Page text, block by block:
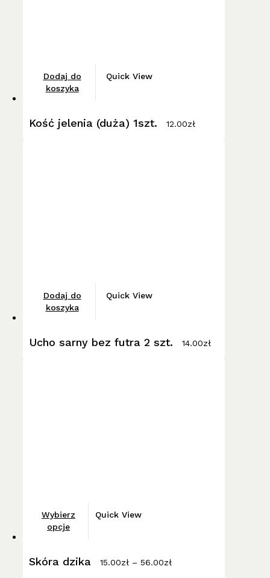
Dodaj do
koszyka
Quick View
Kość jelenia (duża) 1szt. 12.00zł
Dodaj do
koszyka
Quick View
Ucho sarny bez futra 2 szt. 14.00zł
Wybierz
opcje
produkt
Quick View
Skóra dzika 15.00zł – 56.00złcen: